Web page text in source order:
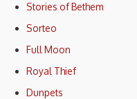
Stories of Bethem
Sorteo
Full Moon
Royal Thief
Dunpets